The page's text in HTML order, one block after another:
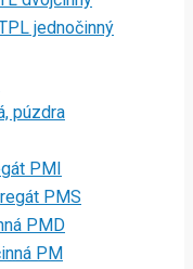
jednočinný
púzdra
PMI
PMS
PMD
PM